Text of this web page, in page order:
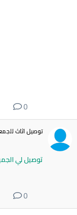
0
توصيل اثاث للجمعية
توصيل لي
0